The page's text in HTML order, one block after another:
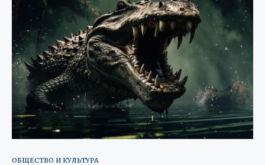
ОБЩЕСТВО И КУЛЬТУРА